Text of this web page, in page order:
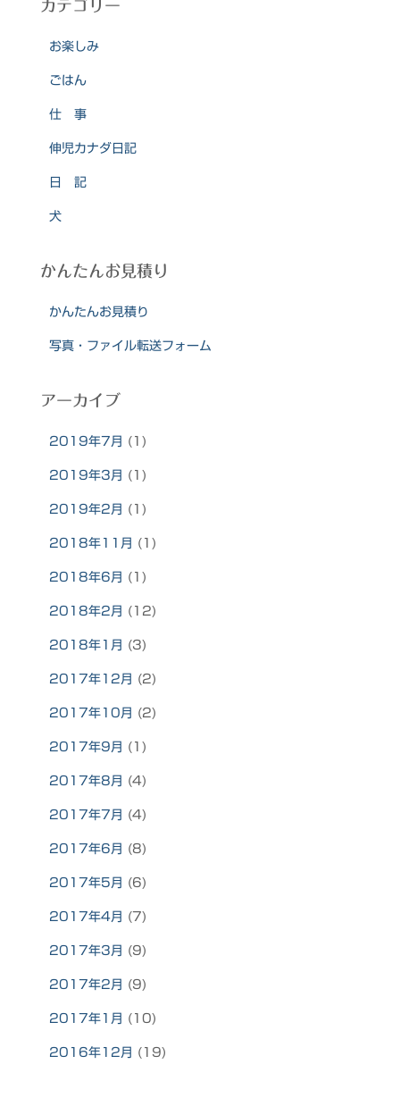
カテゴリー
お楽しみ
ごはん
仕 事
伸児カナダ日記
日 記
犬
かんたんお見積り
かんたんお見積り
写真・ファイル転送フォーム
アーカイブ
2019年7月 (1)
2019年3月 (1)
2019年2月 (1)
2018年11月 (1)
2018年6月 (1)
2018年2月 (12)
2018年1月 (3)
2017年12月 (2)
2017年10月 (2)
2017年9月 (1)
2017年8月 (4)
2017年7月 (4)
2017年6月 (8)
2017年5月 (6)
2017年4月 (7)
2017年3月 (9)
2017年2月 (9)
2017年1月 (10)
2016年12月 (19)